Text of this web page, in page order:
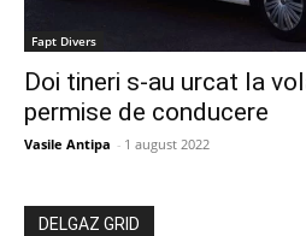
Fapt Divers
Doi tineri s-au urcat la
permise de conducere
Vasile Antipa - 1 august 2022
DELGAZ GRID